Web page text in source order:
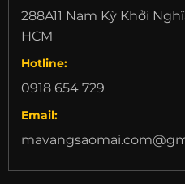
288A11 Nam Kỳ Khởi
HCM
Hotline:
0918 654 729
Email: